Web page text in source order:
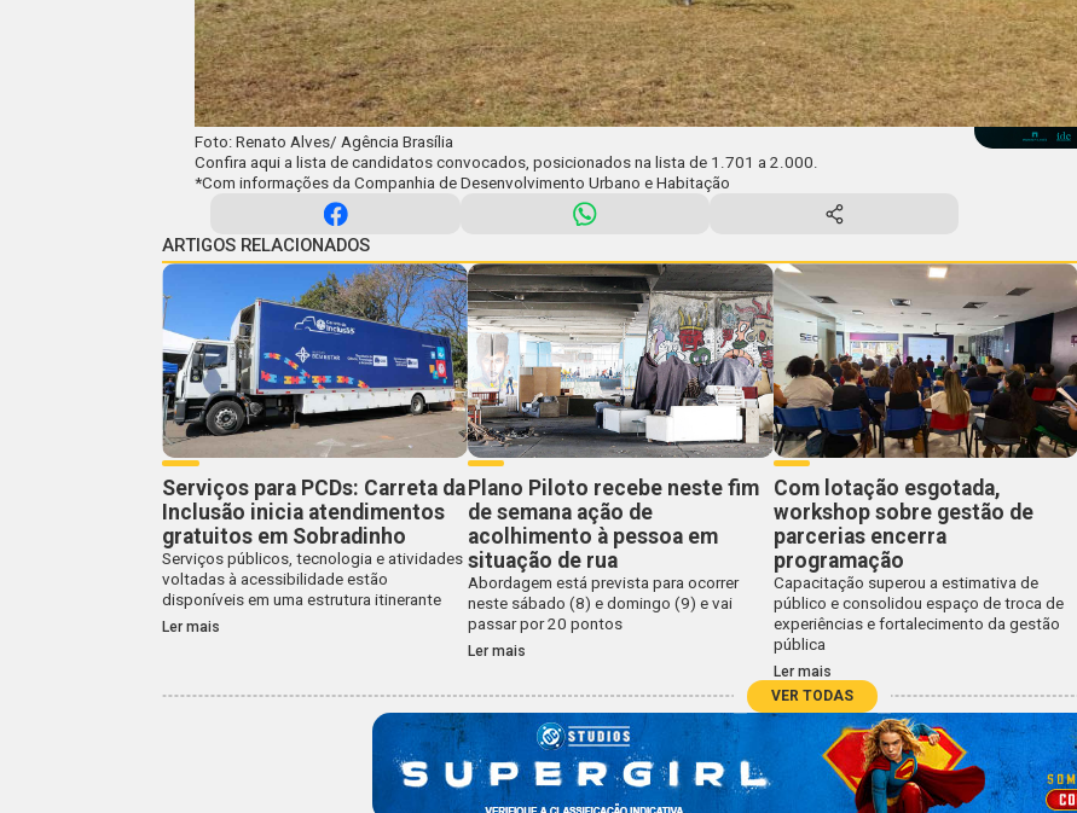
Foto: Renato Alves/ Agência Brasília
Confiraaquia lista de candidatos convocados, posicionados na lista de 1.701 a 2.000.
*Com informações da Companhia de Desenvolvimento Urbano e Habitação
ARTIGOS RELACIONADOS
Serviços para PCDs: Carreta da
Inclusão inicia atendimentos
gratuitos em Sobradinho
Serviços públicos, tecnologia e atividades
voltadas à acessibilidade estão
disponíveis em uma estrutura itinerante
Ler mais
Plano Piloto recebe neste fim
de semana ação de
acolhimento à pessoa em
situação de rua
Abordagem está prevista para ocorrer
neste sábado (8) e domingo (9) e vai
passar por 20 pontos
Ler mais
Com lotação esgotada,
workshop sobre gestão de
parcerias encerra
programação
Capacitação superou a estimativa de
público e consolidou espaço de troca de
experiências e fortalecimento da gestão
pública
Ler mais
VER TODAS